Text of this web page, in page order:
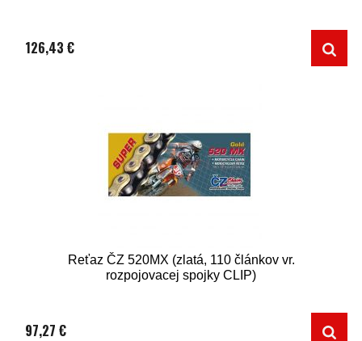
126,43 €
Reťaz ČZ 520MX (zlatá, 110 článkov vr.
rozpojovacej spojky CLIP)
97,27 €